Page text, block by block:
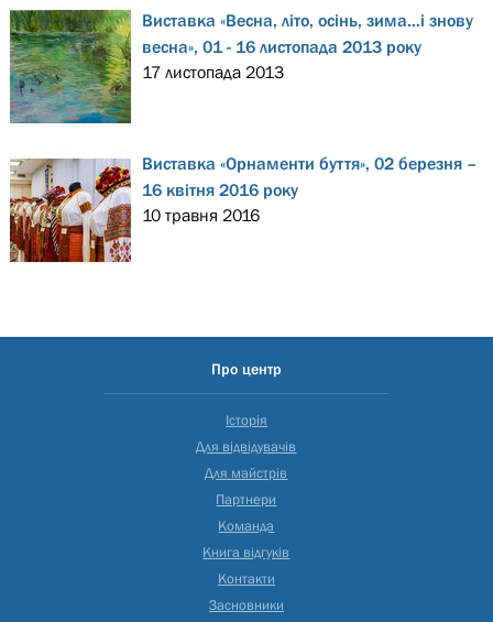
Виставка «Весна, літо, осінь, зима…і знову
весна», 01 - 16 листопада 2013 року
17 листопада 2013
Виставка «Орнаменти буття», 02 березня –
16 квітня 2016 року
10 травня 2016
Про центр
Історія
Для відвідувачів
Для майстрів
Партнери
Команда
Книга відгуків
Контакти
Засновники